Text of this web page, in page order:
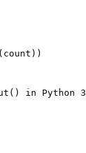
in Python 3